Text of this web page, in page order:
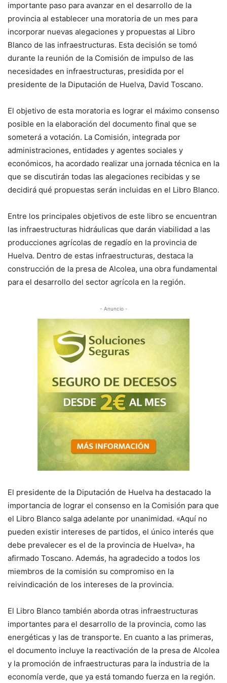
importante paso para avanzar en el desarrollo de la
provincia al establecer una moratoria de un mes para
incorporar nuevas alegaciones y propuestas al Libro
Blanco de las infraestructuras. Esta decisión se tomó
durante la reunión de la Comisión de impulso de las
necesidades en infraestructuras, presidida por el
presidente de la Diputación de Huelva, David Toscano.
El objetivo de esta moratoria es lograr el máximo consenso
posible en la elaboración del documento final que se
someterá a votación. La Comisión, integrada por
administraciones, entidades y agentes sociales y
económicos, ha acordado realizar una jornada técnica en la
que se discutirán todas las alegaciones recibidas y se
decidirá qué propuestas serán incluidas en el Libro Blanco.
Entre los principales objetivos de este libro se encuentran
las infraestructuras hidráulicas que darán viabilidad a las
producciones agrícolas de regadío en la provincia de
Huelva. Dentro de estas infraestructuras, destaca la
construcción de la presa de Alcolea, una obra fundamental
para el desarrollo del sector agrícola en la región.
- Anuncio -
El presidente de la Diputación de Huelva ha destacado la
importancia de lograr el consenso en la Comisión para que
el Libro Blanco salga adelante por unanimidad. «Aquí no
pueden existir intereses de partidos, el único interés que
debe prevalecer es el de la provincia de Huelva», ha
afirmado Toscano. Además, ha agradecido a todos los
miembros de la comisión su compromiso en la
reivindicación de los intereses de la provincia.
El Libro Blanco también aborda otras infraestructuras
importantes para el desarrollo de la provincia, como las
energéticas y las de transporte. En cuanto a las primeras,
el documento incluye la reactivación de la presa de Alcolea
y la promoción de infraestructuras para la industria de la
economía verde, que ya está tomando fuerza en la región.